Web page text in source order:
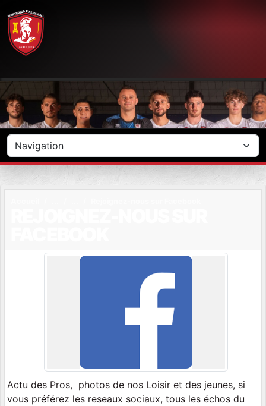
Actu des Pros, photos de nos Loisir et des jeunes, si
vous préférez les reseaux sociaux, tous les échos du
Panneau de gestion des cookies